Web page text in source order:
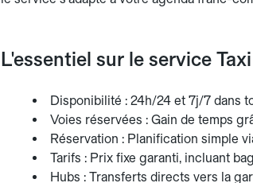
L'essentiel sur le service
Disponibilité : 24h/24 et 7j/7 dans
Voies réservées : Gain de temps
Réservation : Planification simple
Tarifs : Prix fixe garanti, incluant
Hubs : Transferts directs vers la